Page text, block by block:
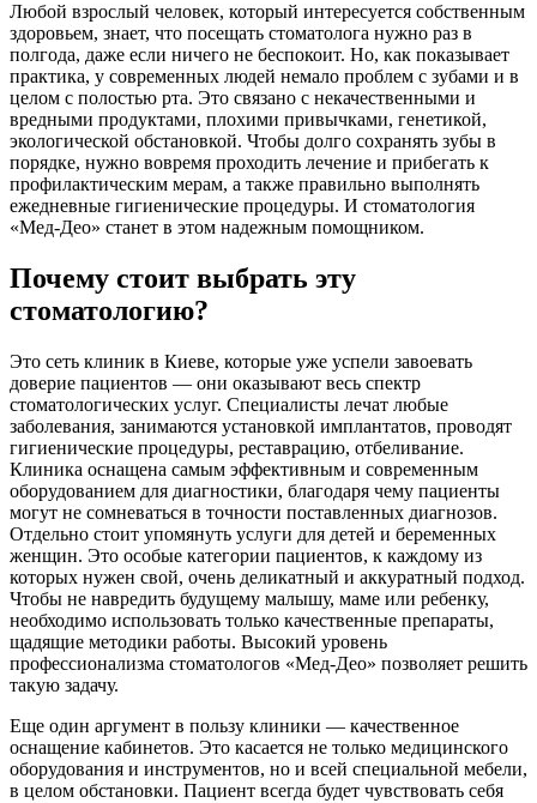
Любой взрослый человек, который интересуется собственным
здоровьем, знает, что посещать стоматолога нужно раз в
полгода, даже если ничего не беспокоит. Но, как показывает
практика, у современных людей немало проблем с зубами и в
целом с полостью рта. Это связано с некачественными и
вредными продуктами, плохими привычками, генетикой,
экологической обстановкой. Чтобы долго сохранять зубы в
порядке, нужно вовремя проходить лечение и прибегать к
профилактическим мерам, а также правильно выполнять
ежедневные гигиенические процедуры. И стоматология
«Мед-Део» станет в этом надежным помощником.
Почему стоит выбрать эту
стоматологию?
Это сеть клиник в Киеве, которые уже успели завоевать
доверие пациентов — они оказывают весь спектр
стоматологических услуг. Специалисты лечат любые
заболевания, занимаются установкой имплантатов, проводят
гигиенические процедуры, реставрацию, отбеливание.
Клиника оснащена самым эффективным и современным
оборудованием для диагностики, благодаря чему пациенты
могут не сомневаться в точности поставленных диагнозов.
Отдельно стоит упомянуть услуги для детей и беременных
женщин. Это особые категории пациентов, к каждому из
которых нужен свой, очень деликатный и аккуратный подход.
Чтобы не навредить будущему малышу, маме или ребенку,
необходимо использовать только качественные препараты,
щадящие методики работы. Высокий уровень
профессионализма стоматологов «Мед-Део» позволяет решить
такую задачу.
Еще один аргумент в пользу клиники — качественное
оснащение кабинетов. Это касается не только медицинского
оборудования и инструментов, но и всей специальной мебели,
в целом обстановки. Пациент всегда будет чувствовать себя